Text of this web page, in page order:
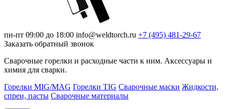
пн-пт 09:00 до 18:00 info@weldtorch.ru +7 (495) 481-29-67
Заказать обратный звонок
Сварочные горелки и расходные части к ним. Аксессуары и
химия для сварки.
Горелки MIG/MAG Горелки TIG Сварочные маски Жидкости,
спреи, пасты Сварочные материалы